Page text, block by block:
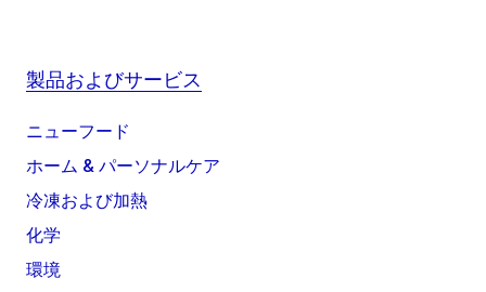
製品およびサービス
ニューフード
ホーム & パーソナルケア
冷凍および加熱
化学
環境